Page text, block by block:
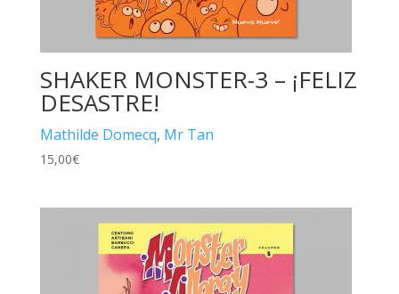
SHAKER MONSTER-3 – ¡FELIZ
DESASTRE!
Mathilde Domecq, Mr Tan
15,00€